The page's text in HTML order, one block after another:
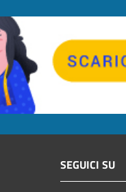
SEGUICI SU